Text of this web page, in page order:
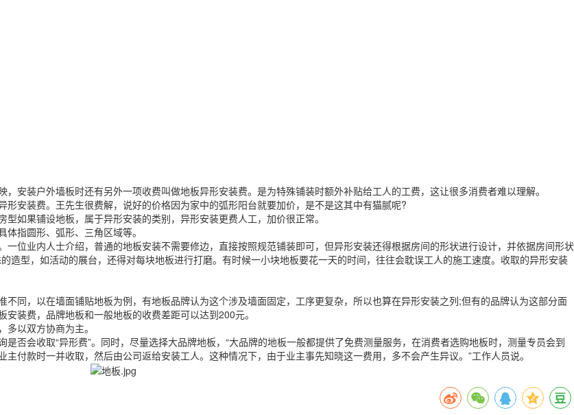
装户外墙板时还有另外一项收费叫做地板异形安装费。是为特殊铺装时额外补贴给工人的工费，这让很多消费者难以理解。
装费。王先生很费解，说好的价格因为家中的弧形阳台就要加价，是不是这其中有猫腻呢?
果铺设地板，属于异形安装的类别，异形安装更费人工，加价很正常。
指圆形、弧形、三角区域等。
业内人士介绍，普通的地板安装不需要修边，直接按照规范铺装即可，但异形安装还得根据房间的形状进行设计，并依据房间形状
造型，如活动的展台，还得对每块地板进行打磨。有时候一小块地板要花一天的时间，往往会耽误工人的施工速度。收取的异形安装
，以在墙面铺贴地板为例，有地板品牌认为这个涉及墙面固定，工序更复杂，所以也算在异形安装之列;但有的品牌认为这部分面
装费，品牌地板和一般地板的收费差距可以达到200元。
以双方协商为主。
会收取“异形费”。同时，尽量选择大品牌地板，“大品牌的地板一般都提供了免费测量服务，在消费者选购地板时，测量专员会到
付款时一并收取，然后由公司返给安装工人。这种情况下，由于业主事先知晓这一费用，多不会产生异议。”工作人员说。